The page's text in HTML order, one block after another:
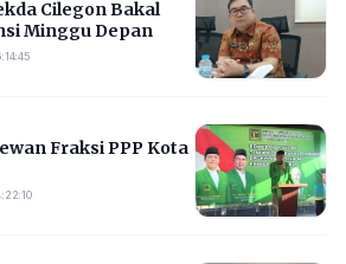
Cilegon Bakal
Minggu Depan
Fraksi PPP Kota